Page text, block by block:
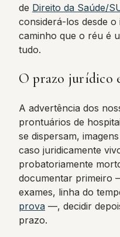
de Direito da Saúde/
considerá-los desde
caminho que o réu é
tudo.
O prazo jurídico
A advertência dos
prontuários de
se dispersam,
caso juridicamente
probatoriamente
documentar primeiro
exames, linha do
prova —, decidir
prazo.